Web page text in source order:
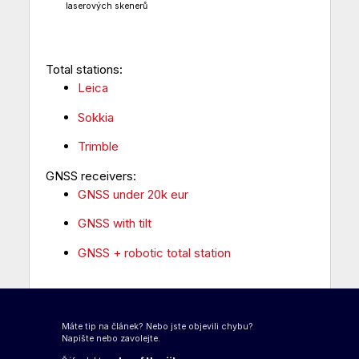
laserových skenerů
Total stations:
Leica
Sokkia
Trimble
GNSS receivers:
GNSS under 20k eur
GNSS with tilt
GNSS + robotic total station
Máte tip na článek? Nebo jste objevili chybu?
Napište nebo zavolejte.